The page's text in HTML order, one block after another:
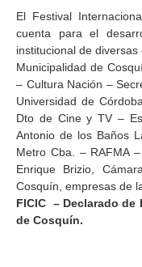
El Festival
cuenta para el
institucional de
Municipalidad de
– Cultura Nación –
Universidad de
Dto de Cine y TV –
Antonio de los Baños
Metro Cba. – RAFMA
Enrique Brizio,
Cosquín, empresas de
FICIC – Declarado
de Cosquín.